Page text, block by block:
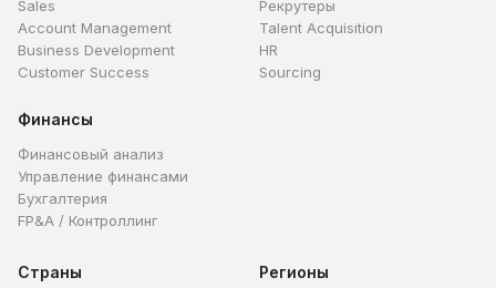
Sales
Account Management
Business Development
Customer Success
Рекрутеры
Talent Acquisition
HR
Sourcing
Финансы
Финансовый анализ
Управление финансами
Бухгалтерия
FP&A / Контроллинг
Страны Регионы